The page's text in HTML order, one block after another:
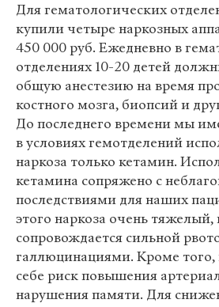
Для гематологических
купили четыре наркозных
450 000 руб. Ежедневно в
отделениях 10-20 детей
общую анестезию на время
костного мозга, биопсий и
До последнего времени мы
в условиях гемотделений
наркоза только кетамин.
кетамина сопряжено с
последствиями для наших
этого наркоза очень тяжелый,
сопровождается сильной
галлюцинациями. Кроме того,
себе риск повышения
нарушения памяти. Для